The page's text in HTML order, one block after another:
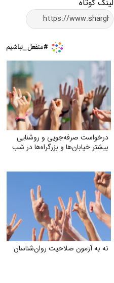
لینک کوتاه
درخواست صرفه‌جویی و روشنایی
بیشتر خیابان‌ها و بزرگراه‌ها در شب
نه به آزمون صلاحیت روان‌شناسان